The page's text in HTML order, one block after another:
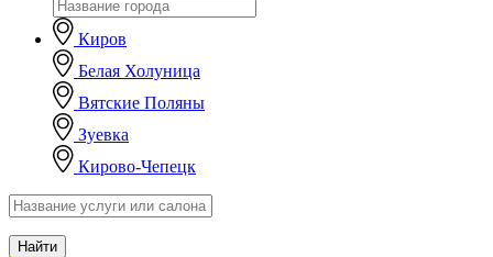
Киров
Белая Холуница
Вятские Поляны
Зуевка
Кирово-Чепецк
Найти